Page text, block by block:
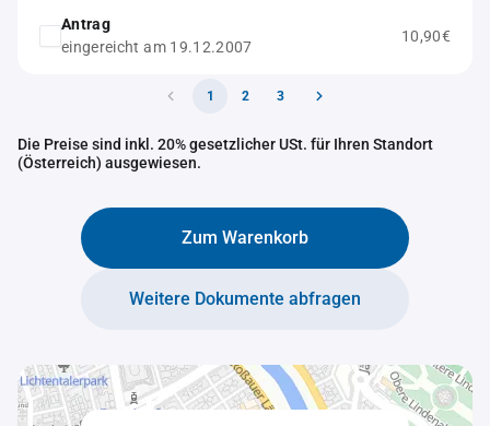
Antrag
eingereicht am 19.12.2007
10,90€
1 2 3
Die Preise sind inkl. 20% gesetzlicher USt. für Ihren Standort
(Österreich) ausgewiesen.
Zum Warenkorb
Weitere Dokumente abfragen